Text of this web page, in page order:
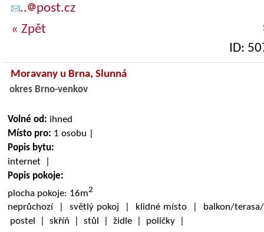
..
post.cz
« Zpět
ID:
Moravany u Brna, Slunná
okres Brno-venkov
Volné od: ihned
Místo pro: 1 osobu |
Popis bytu:
internet |
Popis pokoje:
plocha pokoje: 16m2
neprůchozí | světlý pokoj | klidné místo | balkon/
postel | skříň | stůl | židle | poličky |